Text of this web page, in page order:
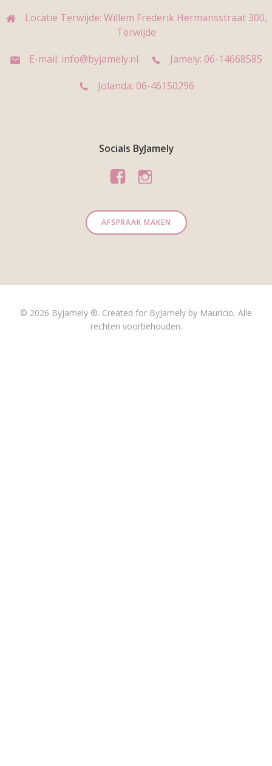
Locatie Terwijde: Willem Frederik Hermansstraat 300,
Terwijde
E-mail: info@byjamely.nl
Jamely: 06-14668585
Jolanda: 06-46150296
Socials ByJamely
AFSPRAAK MAKEN
© 2026 ByJamely ®. Created for ByJamely by Mauricio. Alle
rechten voorbehouden.